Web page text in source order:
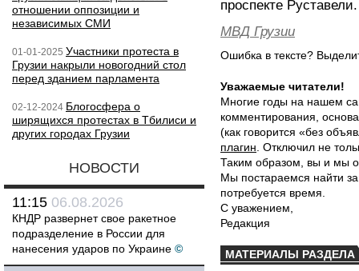
отношении оппозиции и
независимых СМИ
01-01-2025 Участники протеста в
Грузии накрыли новогодний стол
перед зданием парламента
02-12-2024 Блогосфера о
ширящихся протестах в Тбилиси и
других городах Грузии
НОВОСТИ
11:15 06.08.2026
КНДР развернет свое ракетное
подразделение в России для
нанесения ударов по Украине ©
проспекте Руставели.
МВД Грузии
Ошибка в тексте?
Уважаемые читатели!
Многие годы на нашем
комментирования,
(как говорится «без
плагин . Отключил не
Таким образом, вы и мы
Мы постараемся найти
потребуется время.
С уважением,
Редакция
МАТЕРИАЛЫ РАЗДЕЛА